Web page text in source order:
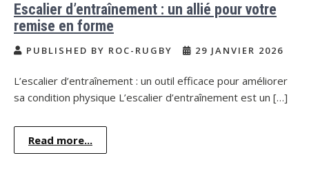
Escalier d’entraînement : un allié pour votre
remise en forme
PUBLISHED BY ROC-RUGBY 29 JANVIER 2026
L’escalier d’entraînement : un outil efficace pour améliorer
sa condition physique L’escalier d’entraînement est un […]
Read more...